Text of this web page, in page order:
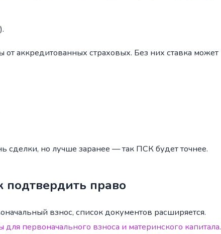
аккредитованных страховых. Без них ставка может
сделки, но лучше заранее — так ПСК будет точнее.
подтвердить право
взнос, список документов расширяется.
для первоначального взноса и материнского капитала.